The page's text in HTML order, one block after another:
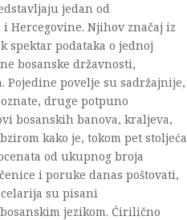
jedan od
Hercegovine. Njihov značaj iz
spektar podataka o jednoj
bosanske državnosti,
povelje su sadržajnije,
druge potpuno
bosanskih banova, kraljeva,
kako je, tokom pet stoljeća
od ukupnog broja
i poruke danas poštovati,
su pisani
jezikom. Ćirilično